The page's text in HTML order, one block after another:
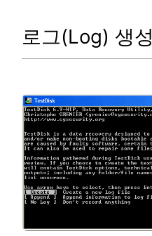
로그(Log) 생성